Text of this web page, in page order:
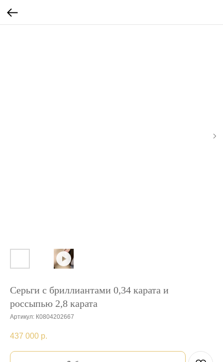
Серьги с бриллиантами 0,34 карата и
россыпью 2,8 карата
Артикул: К0804202667
437 000 р.